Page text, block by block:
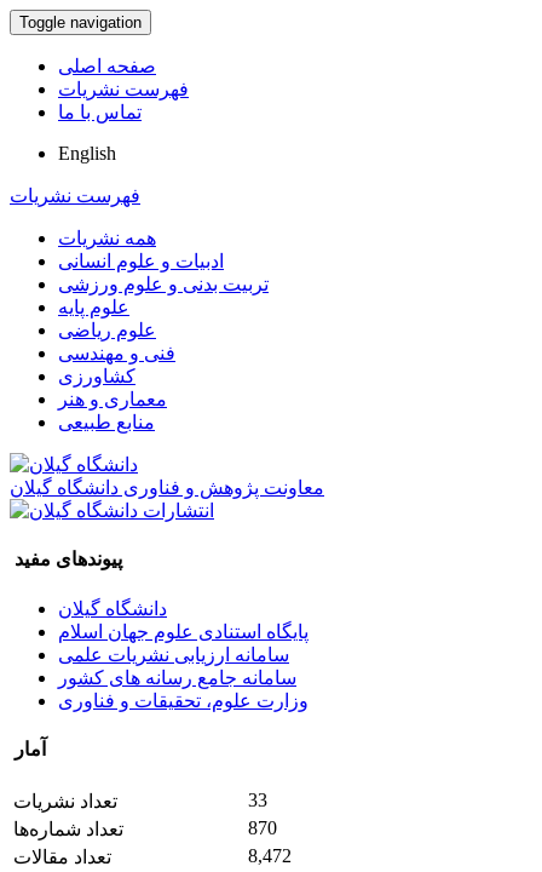
Toggle navigation
صفحه اصلی
فهرست نشریات
تماس با ما
English
فهرست نشریات
همه نشریات
ادبیات و علوم انسانی
تربیت بدنی و علوم ورزشی
علوم پایه
علوم ریاضی
فنی و مهندسی
کشاورزی
معماری و هنر
منابع طبیعی
معاونت پژوهش و فناوری دانشگاه گیلان
پیوندهای مفید
دانشگاه گیلان
پایگاه استنادی علوم جهان اسلام
سامانه ارزیابی نشریات علمی
سامانه جامع رسانه های کشور
وزارت علوم، تحقیقات و فناوری
آمار
تعداد نشریات
33
تعداد شماره‌ها
870
تعداد مقالات
8,472